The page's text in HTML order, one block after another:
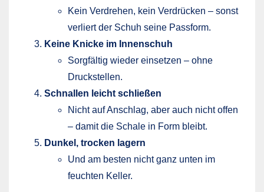
Kein Verdrehen, kein Verdrücken – sonst
verliert der Schuh seine Passform.
Keine Knicke im Innenschuh
Sorgfältig wieder einsetzen – ohne
Druckstellen.
Schnallen leicht schließen
Nicht auf Anschlag, aber auch nicht offen
– damit die Schale in Form bleibt.
Dunkel, trocken lagern
Und am besten nicht ganz unten im
feuchten Keller.